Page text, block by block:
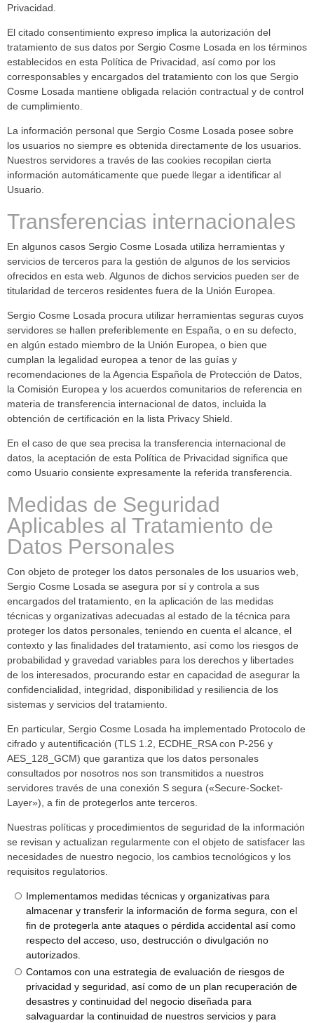
Privacidad.
El citado consentimiento expreso implica la autorización del
tratamiento de sus datos por Sergio Cosme Losada en los términos
establecidos en esta Política de Privacidad, así como por los
corresponsables y encargados del tratamiento con los que Sergio
Cosme Losada mantiene obligada relación contractual y de control
de cumplimiento.
La información personal que Sergio Cosme Losada posee sobre
los usuarios no siempre es obtenida directamente de los usuarios.
Nuestros servidores a través de las cookies recopilan cierta
información automáticamente que puede llegar a identificar al
Usuario.
Transferencias internacionales
En algunos casos Sergio Cosme Losada utiliza herramientas y
servicios de terceros para la gestión de algunos de los servicios
ofrecidos en esta web. Algunos de dichos servicios pueden ser de
titularidad de terceros residentes fuera de la Unión Europea.
Sergio Cosme Losada procura utilizar herramientas seguras cuyos
servidores se hallen preferiblemente en España, o en su defecto,
en algún estado miembro de la Unión Europea, o bien que
cumplan la legalidad europea a tenor de las guías y
recomendaciones de la Agencia Española de Protección de Datos,
la Comisión Europea y los acuerdos comunitarios de referencia en
materia de transferencia internacional de datos, incluida la
obtención de certificación en la lista Privacy Shield.
En el caso de que sea precisa la transferencia internacional de
datos, la aceptación de esta Política de Privacidad significa que
como Usuario consiente expresamente la referida transferencia.
Medidas de Seguridad
Aplicables al Tratamiento de
Datos Personales
Con objeto de proteger los datos personales de los usuarios web,
Sergio Cosme Losada se asegura por sí y controla a sus
encargados del tratamiento, en la aplicación de las medidas
técnicas y organizativas adecuadas al estado de la técnica para
proteger los datos personales, teniendo en cuenta el alcance, el
contexto y las finalidades del tratamiento, así como los riesgos de
probabilidad y gravedad variables para los derechos y libertades
de los interesados, procurando estar en capacidad de asegurar la
confidencialidad, integridad, disponibilidad y resiliencia de los
sistemas y servicios del tratamiento.
En particular, Sergio Cosme Losada ha implementado Protocolo de
cifrado y autentificación (TLS 1.2, ECDHE_RSA con P-256 y
AES_128_GCM) que garantiza que los datos personales
consultados por nosotros nos son transmitidos a nuestros
servidores través de una conexión S segura («Secure-Socket-
Layer»), a fin de protegerlos ante terceros.
Nuestras políticas y procedimientos de seguridad de la información
se revisan y actualizan regularmente con el objeto de satisfacer las
necesidades de nuestro negocio, los cambios tecnológicos y los
requisitos regulatorios.
Implementamos medidas técnicas y organizativas para
almacenar y transferir la información de forma segura, con el
fin de protegerla ante ataques o pérdida accidental así como
respecto del acceso, uso, destrucción o divulgación no
autorizados.
Contamos con una estrategia de evaluación de riesgos de
privacidad y seguridad, así como de un plan recuperación de
desastres y continuidad del negocio diseñada para
salvaguardar la continuidad de nuestros servicios y para